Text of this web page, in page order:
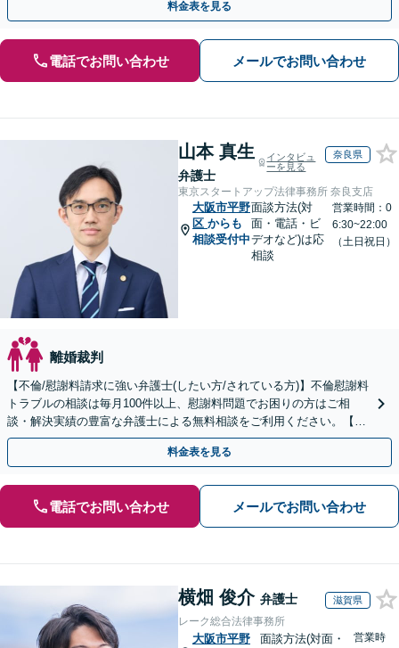
料金表を見る
電話でお問い合わせ メールでお問い合わせ
山本 真生
弁護士
インタビュ
ーを見る
奈良県
東京スタートアップ法律事務所 奈良支店
大阪市平野
区 からも
相談受付中
面談方法(対
面・電話・ビ
デオなど)は応
相談
営業時間：0
6:30~22:00
（土日祝日）
離婚裁判
【不倫/慰謝料請求に強い弁護士(したい方/されている方)】不倫慰謝料
トラブルの相談は毎月100件以上、慰謝料問題でお困りの方はご相
談・解決実績の豊富な弁護士による無料相談をご利用ください。【不
倫相談は初回0円】【関西エリア全域対応】
料金表を見る
電話でお問い合わせ メールでお問い合わせ
横畑 俊介 弁護士 滋賀県
レーク総合法律事務所
大阪市平野
面談方法(対面・
営業時